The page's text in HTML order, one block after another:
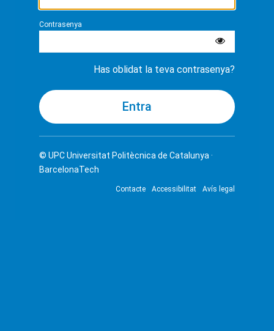
Contrasenya
Has oblidat la teva contrasenya?
© UPCUniversitat Politècnica de Catalunya ·
BarcelonaTech
Contacte Accessibilitat Avís legal